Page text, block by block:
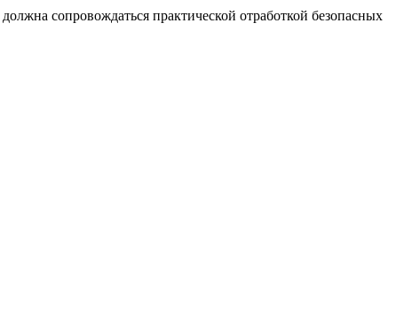
сопровождаться практической отработкой безопасных